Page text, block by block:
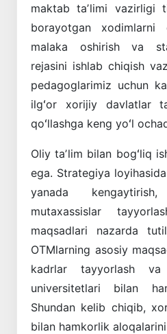
maktab taʼlimi vazirligi
borayotgan xodimlarni
malaka oshirish va
rejasini ishlab chiqish
pedagoglarimiz uchun
ilgʻor xorijiy davlatlar
qoʻllashga keng yoʻl
Oliy taʼlim bilan bogʻliq
ega. Strategiya
yanada
mutaxassislar
maqsadlari nazarda
OTMlarning asosiy
kadrlar tayyorlash va
universitetlari bilan
Shundan kelib chiqib,
bilan hamkorlik